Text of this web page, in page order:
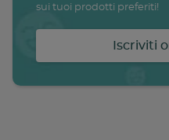
Ricette
Primi piatti
Buoni sconto
sui tuoi prodotti preferiti!
Iscriviti